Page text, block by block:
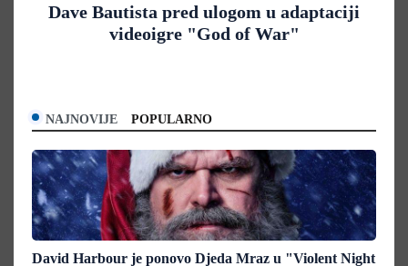
Dave Bautista pred ulogom u adaptaciji
videoigre "God of War"
NAJNOVIJE POPULARNO
David Harbour je ponovo Djeda Mraz u "Violent Night